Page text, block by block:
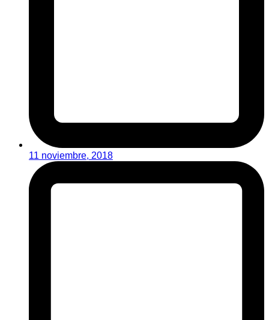
11 noviembre, 2018